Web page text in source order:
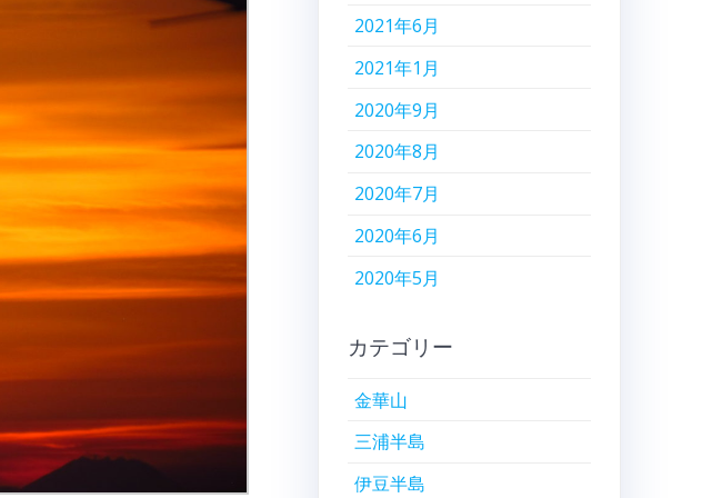
2021年6月
2021年1月
2020年9月
2020年8月
2020年7月
2020年6月
2020年5月
カテゴリー
金華山
三浦半島
伊豆半島